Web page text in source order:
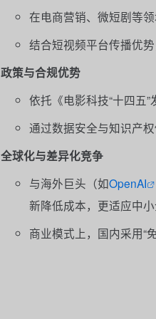
在电商营销、微短剧等
结合短视频平台传播优
政策与合规优势
依托《电影科技“十四五
通过数据安全与知识产
全球化与差异化竞争
与海外巨头（如OpenAI
新降低成本，更适应中小
商业模式上，国内采用“